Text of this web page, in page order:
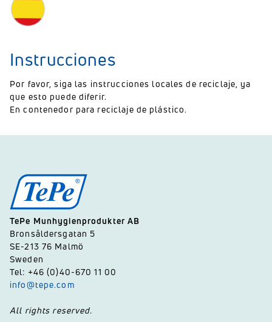
Instrucciones
Por favor, siga las instrucciones locales de reciclaje, ya
que esto puede diferir.
En contenedor para reciclaje de plástico.
TePe Munhygienprodukter AB
Bronsåldersgatan 5
SE-213 76 Malmö
Sweden
Tel: +46 (0)40-670 11 00
info@tepe.com
All rights reserved.